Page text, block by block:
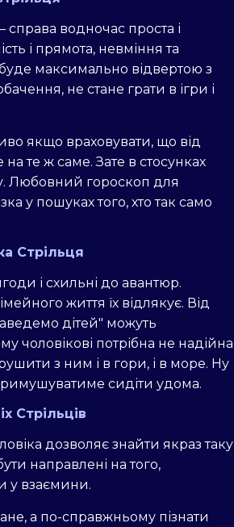
водночас проста і
і прямота, невміння та
максимально відвертою з
не стане грати в ігри і
якщо враховувати, що від
те ж саме. Зате в стосунках
Любовний гороскоп для
у пошуках того, хто так само
Стрільця
і схильні до авантюр.
життя їх відлякує. Від
дітей" можуть
чоловікові потрібна не надійна
з ним і в гори, і в море. Ну
сидіти удома.
Стрільців
дозволяє знайти якраз таку
направлені на того,
у взаємини.
а по-справжньому пізнати